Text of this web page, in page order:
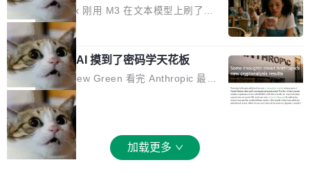
己去优化自己的推理基础设施。Sol 学了 Triton
和 Gluon 两种 GPU 编程语言，重写了生产环境
的 GPU 内核，找出了哪...
的 Pro Preview 给干了。 九项 Agent 基准测试
全部反超。Terminal Bench 2.1 从 61.8 涨到 8
2.7，DeepSWE 从 7.3 涨到 54.4，DSBench-F
ullStack 从 37.0 涨到 68.7。不说别的，一个 Fl
ash 型号干翻了三个月前代表最高水平的 Pro 预
览版，这件事本身就够说明后训练的威力了。 跟
它一起来的还有两...
始玩全模态了
上个月 MiniMax 刚用 M3 在文本模型上刷了一
波存在感，今天 H3 来了——一款全模态生成模
型，而且承诺几天内开源权重。 先看能力边界。
H3 接受文本、图像、视频、声音任意组合作为
输入（它叫多模态上下文），输出带原生双声道
音频的视频，最高 15 秒 2K 分辨率。举个例
子：扔进去一段参考视频（取它的希区柯克运
镜）、一张人物图片、一段歌声录音，用自然语
言告诉模型你要什么——H3 自己搞定剩下的。
这个"自己搞定"说起来轻巧，背后的训练范式变
局
Anthropic 的 AI 摸到了密码学天花板
密码学家 Matthew Green 看完 Anthropic 最新
的密码分析成果后，写了篇博客。标题很克制：
「一些想法」，但内容不克制。 先说 Anthropic
做了什么。他们让未发布的 Claude Mythos 模
型去跑密码分析，出了两个结果：一个攻击了后
量子签名方案 HAWK，另一个是对缩减轮次 AE
局
加载更多